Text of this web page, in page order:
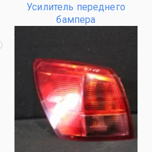
Усилитель переднего
бампера